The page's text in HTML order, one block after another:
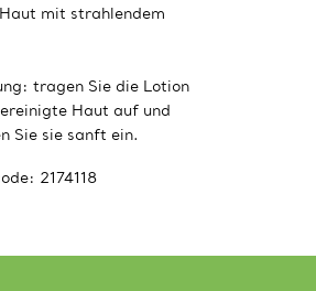
mit strahlendem
tragen Sie die Lotion
Haut auf und
Sie sie sanft ein.
2174118